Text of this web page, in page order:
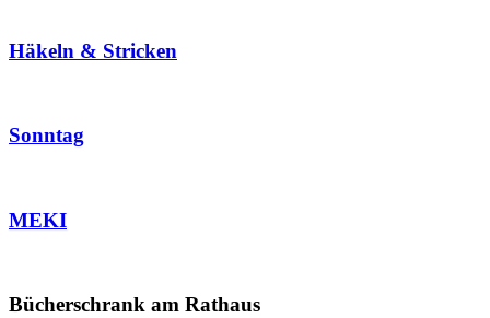
Häkeln & Stricken
Sonntag
MEKI
Bücherschrank am Rathaus